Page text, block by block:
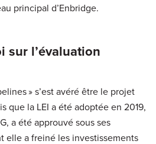
principal d’Enbridge.
sur l’évaluation
» s’est avéré être le projet
que la LEI a été adoptée en 2019,
a été approuvé sous ses
elle a freiné les investissements